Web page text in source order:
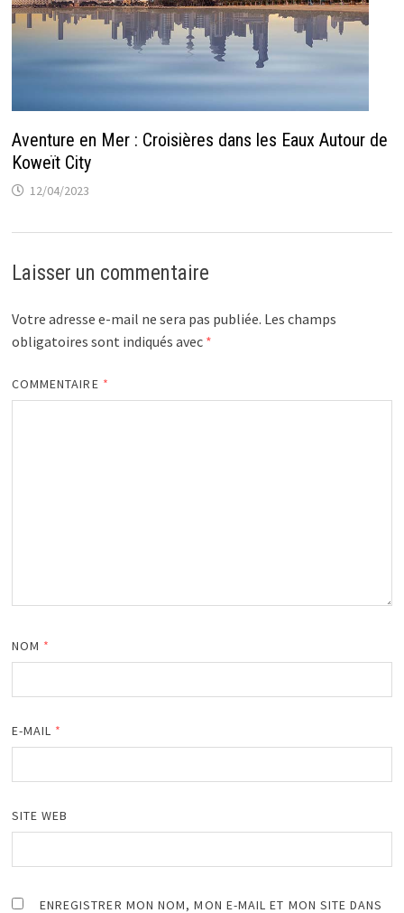
Aventure en Mer : Croisières dans les Eaux Autour de
Koweït City
12/04/2023
Laisser un commentaire
Votre adresse e-mail ne sera pas publiée. Les champs
obligatoires sont indiqués avec *
COMMENTAIRE *
NOM *
E-MAIL *
SITE WEB
ENREGISTRER MON NOM, MON E-MAIL ET MON SITE DANS